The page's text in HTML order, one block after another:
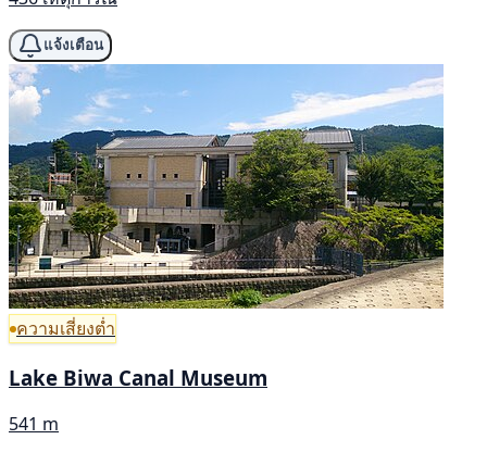
แจ้งเตือน
ความเสี่ยงต่ำ
Lake Biwa Canal Museum
541 m